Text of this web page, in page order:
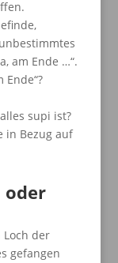
am Ende …“.
supi ist?
in Bezug auf
oder
der
gefangen